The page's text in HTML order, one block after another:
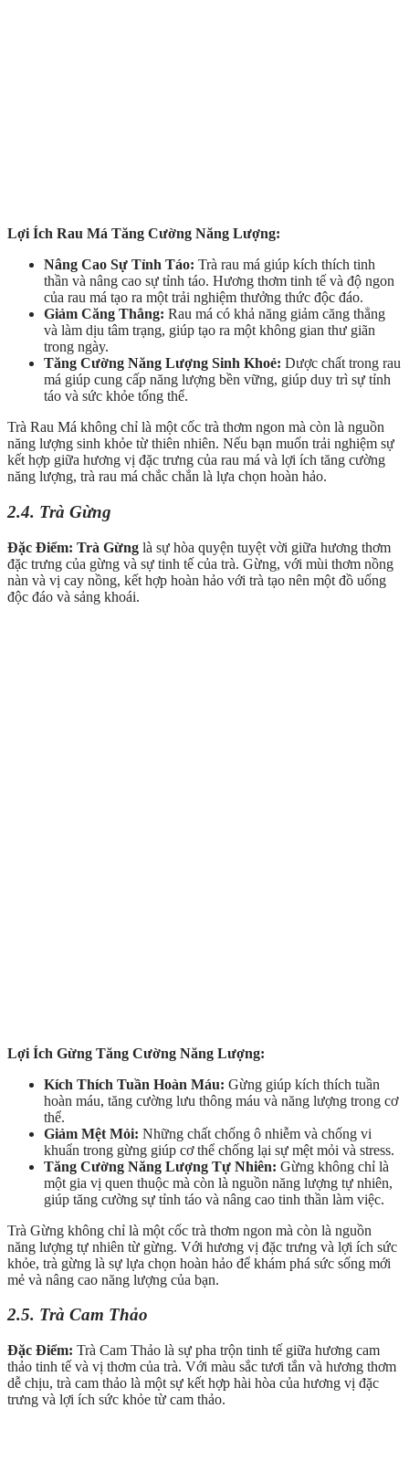
Lợi Ích Rau Má Tăng Cường Năng Lượng:
Nâng Cao Sự Tỉnh Táo: Trà rau má giúp kích thích tinh
thần và nâng cao sự tỉnh táo. Hương thơm tinh tế và độ ngon
của rau má tạo ra một trải nghiệm thưởng thức độc đáo.
Giảm Căng Thẳng: Rau má có khả năng giảm căng thẳng
và làm dịu tâm trạng, giúp tạo ra một không gian thư giãn
trong ngày.
Tăng Cường Năng Lượng Sinh Khoẻ: Dược chất trong rau
má giúp cung cấp năng lượng bền vững, giúp duy trì sự tỉnh
táo và sức khỏe tổng thể.
Trà Rau Má không chỉ là một cốc trà thơm ngon mà còn là nguồn
năng lượng sinh khỏe từ thiên nhiên. Nếu bạn muốn trải nghiệm sự
kết hợp giữa hương vị đặc trưng của rau má và lợi ích tăng cường
năng lượng, trà rau má chắc chắn là lựa chọn hoàn hảo.
2.4. Trà Gừng
Đặc Điểm: Trà Gừng là sự hòa quyện tuyệt vời giữa hương thơm
đặc trưng của gừng và sự tinh tế của trà. Gừng, với mùi thơm nồng
nàn và vị cay nồng, kết hợp hoàn hảo với trà tạo nên một đồ uống
độc đáo và sảng khoái.
Lợi Ích Gừng Tăng Cường Năng Lượng:
Kích Thích Tuần Hoàn Máu: Gừng giúp kích thích tuần
hoàn máu, tăng cường lưu thông máu và năng lượng trong cơ
thể.
Giảm Mệt Mỏi: Những chất chống ô nhiễm và chống vi
khuẩn trong gừng giúp cơ thể chống lại sự mệt mỏi và stress.
Tăng Cường Năng Lượng Tự Nhiên: Gừng không chỉ là
một gia vị quen thuộc mà còn là nguồn năng lượng tự nhiên,
giúp tăng cường sự tỉnh táo và nâng cao tinh thần làm việc.
Trà Gừng không chỉ là một cốc trà thơm ngon mà còn là nguồn
năng lượng tự nhiên từ gừng. Với hương vị đặc trưng và lợi ích sức
khỏe, trà gừng là sự lựa chọn hoàn hảo để khám phá sức sống mới
mẻ và nâng cao năng lượng của bạn.
2.5. Trà Cam Thảo
Đặc Điểm: Trà Cam Thảo là sự pha trộn tinh tế giữa hương cam
thảo tinh tế và vị thơm của trà. Với màu sắc tươi tắn và hương thơm
dễ chịu, trà cam thảo là một sự kết hợp hài hòa của hương vị đặc
trưng và lợi ích sức khỏe từ cam thảo.